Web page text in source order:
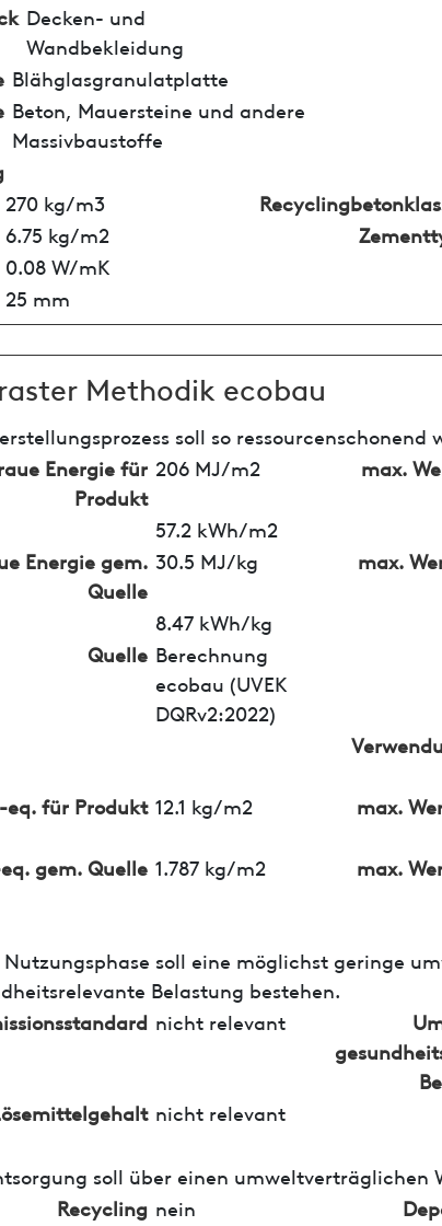
Decken- und
Wandbekleidung
Blähglasgranulatplatte
Beton, Mauersteine und andere
Massivbaustoffe
270 kg/m3
6.75 kg/m2
0.08 W/mK
25 mm
Methodik ecobau
soll so
Energie für
Produkt
206 MJ/m2 max.
57.2 kWh/m2
Energie gem.
Quelle
30.5 MJ/kg max.
8.47 kWh/kg
Quelle Berechnung
ecobau (UVEK
DQRv2:2022)
eq. für Produkt 12.1 kg/m2
max.
gem. Quelle 1.787 kg/m2
max.
Nutzungsphase soll eine möglichst geringe
Belastung bestehen.
nicht relevant
nicht relevant
soll über einen umweltverträglichen
Recycling nein